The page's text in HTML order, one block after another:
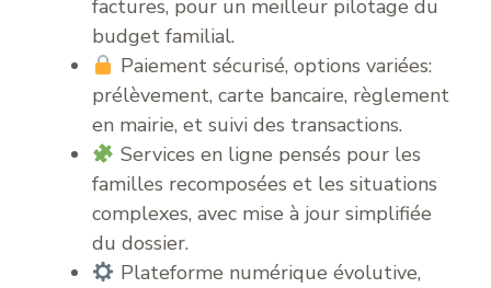
factures, pour un meilleur pilotage du
budget familial.
Paiement sécurisé, options variées:
prélèvement, carte bancaire, règlement
en mairie, et suivi des transactions.
Services en ligne pensés pour les
familles recomposées et les situations
complexes, avec mise à jour simplifiée
du dossier.
Plateforme numérique évolutive,